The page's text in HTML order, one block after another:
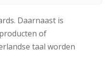
Daarnaast is
of
taal worden